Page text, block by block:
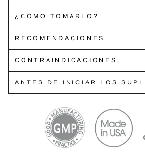
¿CÓMO TOMARLO?
RECOMENDACIONES
CONTRAINDICACIONES
ANTES DE INICIAR LOS